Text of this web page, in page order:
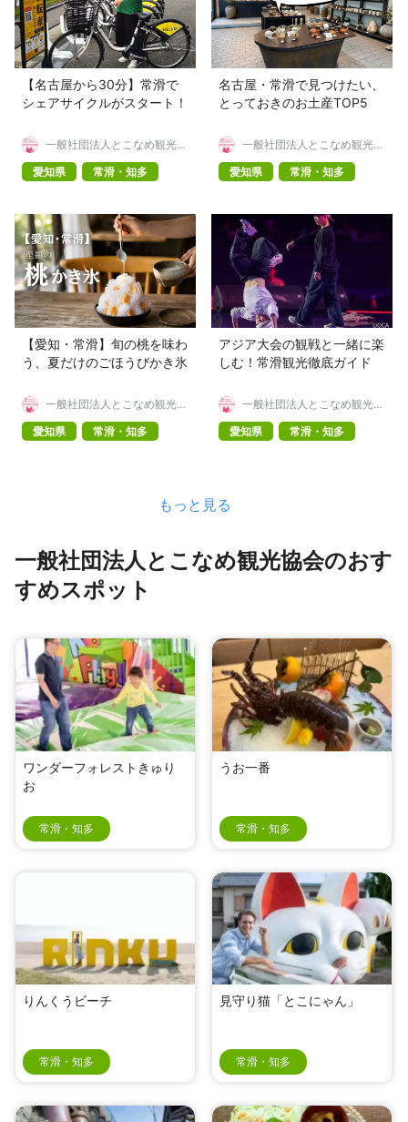
【名古屋から30分】常滑で
シェアサイクルがスタート！
一般社団法人とこなめ観光協
愛知県
常滑・知多
名古屋・常滑で見つけたい、
とっておきのお土産TOP5
一般社団法人とこなめ観光協
愛知県
常滑・知多
【愛知・常滑】旬の桃を味わ
う、夏だけのごほうびかき氷
一般社団法人とこなめ観光協
愛知県
常滑・知多
アジア大会の観戦と一緒に楽
しむ！常滑観光徹底ガイド
一般社団法人とこなめ観光協
愛知県
常滑・知多
もっと見る
一般社団法人とこなめ観光協会のおす
すめスポット
ワンダーフォレストきゅり
お
常滑・知多
うお一番
常滑・知多
りんくうビーチ
常滑・知多
見守り猫「とこにゃん」
常滑・知多